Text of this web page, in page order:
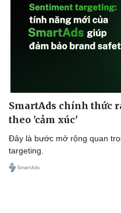
SmartAds chính thức
theo 'cảm xúc'
Đây là bước mở rộng quan
targeting.